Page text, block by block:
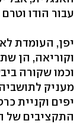
עבור הודו
יפן, העומדת
וקוריאה, הן
וכמו שקורה
מעניק
יפים וקניית
התקציבים של